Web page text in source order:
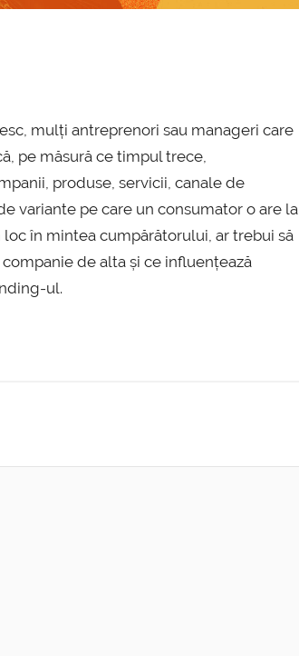
mulți antreprenori sau manageri care
pe măsură ce timpul trece,
produse, servicii, canale de
variante pe care un consumator o are la
în mintea cumpărătorului, ar trebui să
de alta și ce influențează
ul.